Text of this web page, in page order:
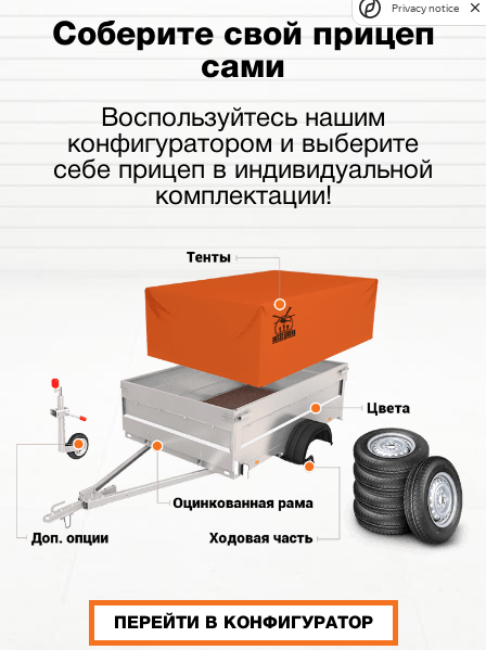
Соберите свой прицеп
сами
Воспользуйтесь нашим
конфигуратором и выберите
себе прицеп в индивидуальной
комплектации!
ПЕРЕЙТИ В КОНФИГУРАТОР
Privacy notice